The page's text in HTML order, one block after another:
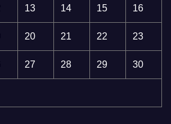
13 14 15 16
20 21 22 23
27 28 29 30